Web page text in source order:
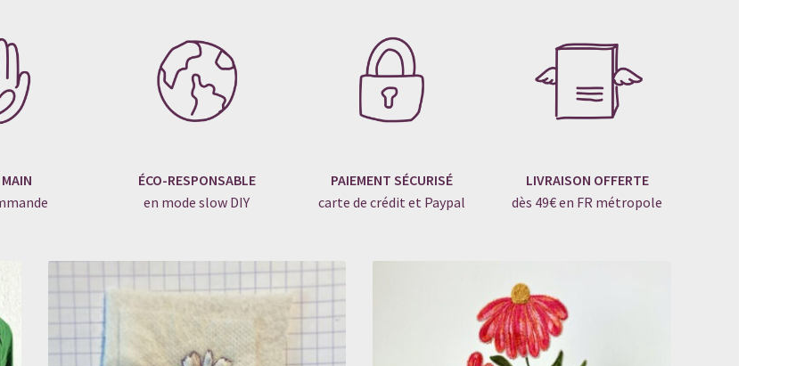
ÉCO-RESPONSABLE
en mode slow DIY
PAIEMENT SÉCURISÉ
carte de crédit et Paypal
LIVRAISON OFFERTE
dès 49€ en FR métropole